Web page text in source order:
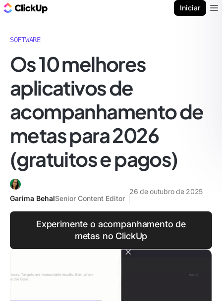
Iniciar
SOFTWARE
Os 10 melhores
aplicativos de
acompanhamento de
metas para 2026
(gratuitos e pagos)
Garima BehalSenior Content Editor
26 de outubro de 2025
Experimente o acompanhamento de
metas no ClickUp